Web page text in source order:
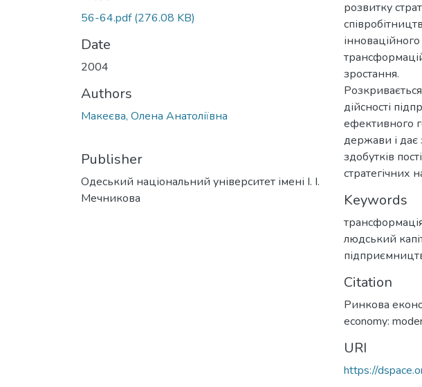
56-64.pdf(276.08 KB)
Date
2004
Authors
Макеєва, Олена Анатоліївна
Publisher
Одеський національний університет імені І. І.
Мечникова
розвитку
зростання.
дійсності
ефективного
держави і дає
здобутків
стратегічних
Keywords
людський
Citation
Ринкова
economy:
URI
https://